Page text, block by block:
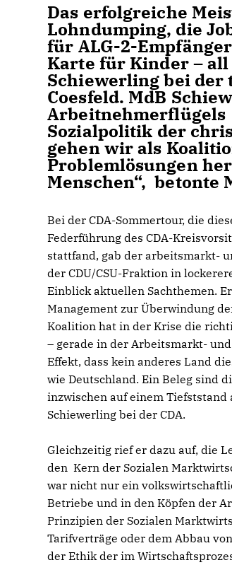
Das erfolgreiche
Lohndumping, die
für ALG-2-
Karte für Kinder –
Schiewerling bei der
Coesfeld. MdB
Sozialpolitik der
gehen wir als
Problemlösungen
Menschen“, betonte
Bei der CDA-Sommertour, die
Federführung des CDA-
stattfand, gab der arbeitsmarkt-
der CDU/CSU-Fraktion in
Einblick aktuellen Sachthemen.
Management zur Überwindung
Koalition hat in der Krise die
– gerade in der Arbeitsmarkt-
Effekt, dass kein anderes Land
wie Deutschland. Ein Beleg sind
inzwischen auf einem Tiefststand
Schiewerling bei der CDA.
Gleichzeitig rief er dazu auf, die
den Kern der Sozialen
war nicht nur ein
Betriebe und in den Köpfen der
Prinzipien der Sozialen
Tarifverträge oder dem Abbau
der Ethik der im